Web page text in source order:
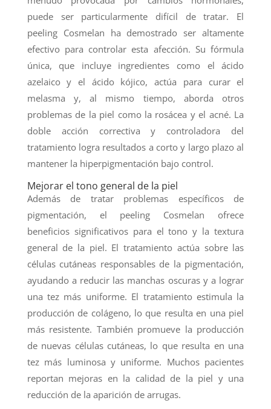
puede ser particularmente difícil de tratar. El
peeling Cosmelan ha demostrado ser altamente
efectivo para controlar esta afección. Su fórmula
única, que incluye ingredientes como el ácido
azelaico y el ácido kójico, actúa para curar el
melasma y, al mismo tiempo, aborda otros
problemas de la piel como la rosácea y el acné. La
doble acción correctiva y controladora del
tratamiento logra resultados a corto y largo plazo al
mantener la hiperpigmentación bajo control.
Mejorar el tono general de la piel
Además de tratar problemas específicos de
pigmentación, el peeling Cosmelan ofrece
beneficios significativos para el tono y la textura
general de la piel. El tratamiento actúa sobre las
células cutáneas responsables de la pigmentación,
ayudando a reducir las manchas oscuras y a lograr
una tez más uniforme. El tratamiento estimula la
producción de colágeno, lo que resulta en una piel
más resistente. También promueve la producción
de nuevas células cutáneas, lo que resulta en una
tez más luminosa y uniforme. Muchos pacientes
reportan mejoras en la calidad de la piel y una
reducción de la aparición de arrugas.